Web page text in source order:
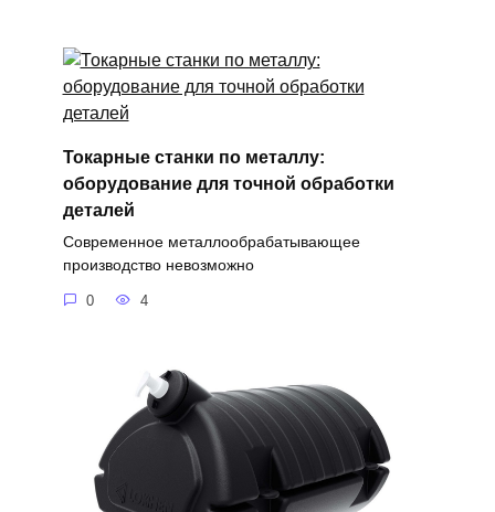
Токарные станки по металлу:
оборудование для точной обработки
деталей
Современное металлообрабатывающее
производство невозможно
0 4